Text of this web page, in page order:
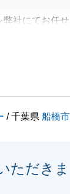
社にてお任
きました。
い。
/ 千葉県船橋市
ただき